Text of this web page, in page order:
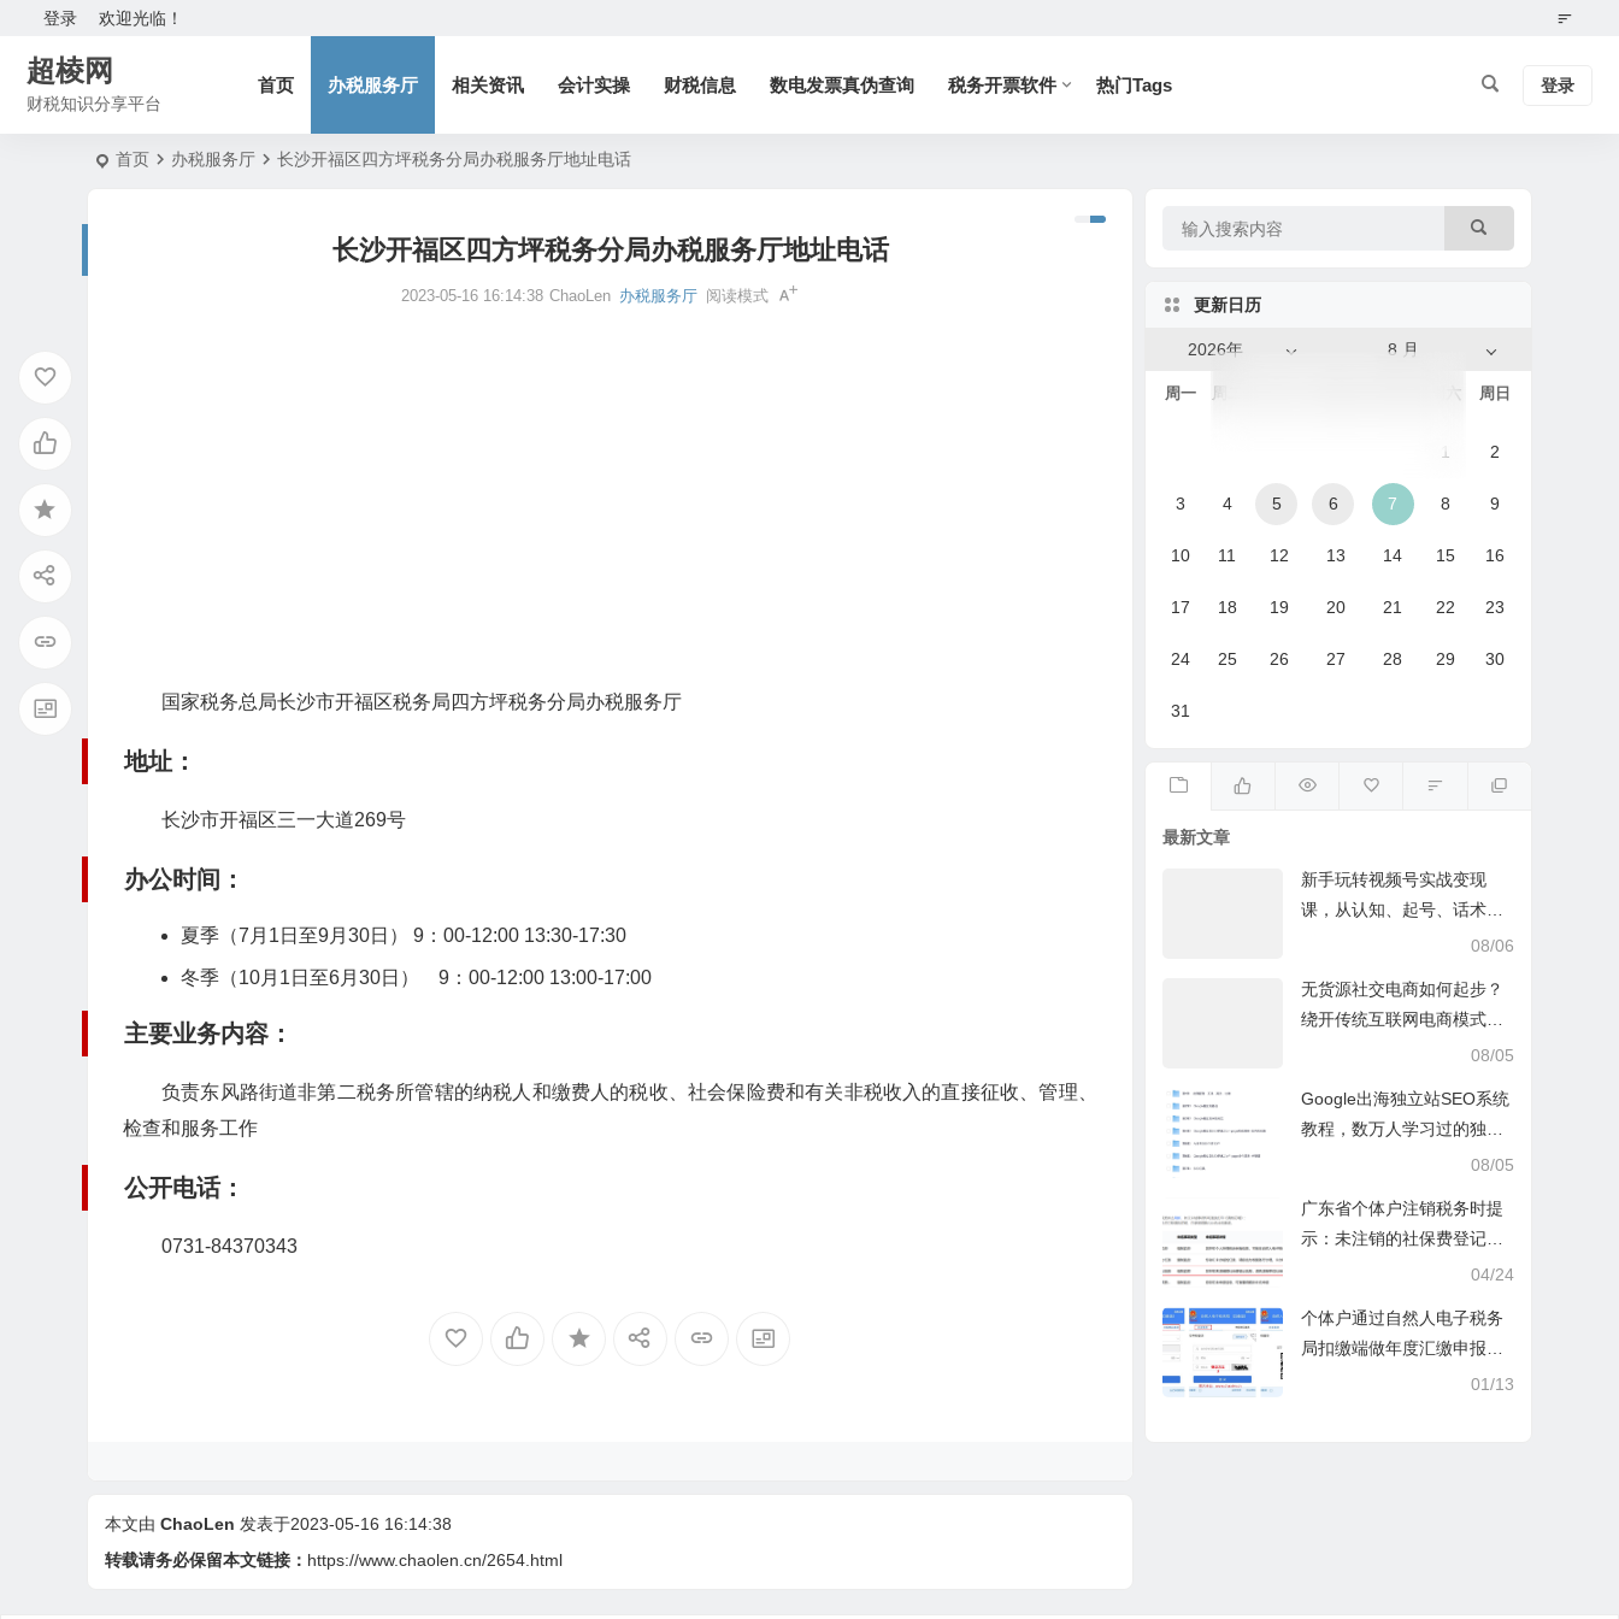
欢迎光临！
登录
超棱网
财税知识分享平台
首页 办税服务厅 相关资讯 会计实操 财税信息 数电发票真伪查询 税务开票软件 热门Tags 登录
首页 办税服务厅 长沙开福区四方坪税务分局办税服务厅地址电话
长沙开福区四方坪税务分局办税服务厅地址电话
2023-05-16 16:14:38 ChaoLen 办税服务厅 阅读模式
国家税务总局长沙市开福区税务局四方坪税务分局办税服务厅
地址：
长沙市开福区三一大道269号
办公时间：
夏季（7月1日至9月30日） 9：00-12:00 13:30-17:30
冬季（10月1日至6月30日） 9：00-12:00 13:00-17:00
主要业务内容：
负责东风路街道非第二税务所管辖的纳税人和缴费人的税收、社会保险费和有关非税收入的直接征收、管理、
检查和服务工作
公开电话：
0731-84370343
本文由 ChaoLen 发表于2023-05-16 16:14:38
转载请务必保留本文链接： https://www.chaolen.cn/2654.html
更新日历
8 月
2026年
周一 周二 周六 周日
1 2
3 4 5 6 7 8 9
10 11 12 13 14 15 16
17 18 19 20 21 22 23
24 25 26 27 28 29 30
31
最新文章
新手玩转视频号实战变现
课，从认知、起号、话术、
选品、开播到投放的全链路
08/06
无货源社交电商如何起步？
绕开传统互联网电商模式撒
豆成兵，实现跨平台交易实
08/05
Google出海独立站SEO系统
教程，数万人学习过的独立
08/05
广东省个体户注销税务时提
示：未注销的社保费登记信
04/24
个体户通过自然人电子税务
局扣缴端做年度汇缴申报税
时显示要交税，不是可以免
01/13